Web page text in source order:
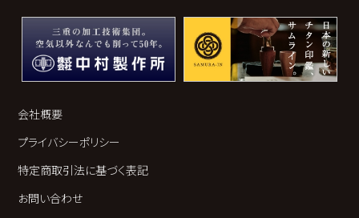
会社概要
プライバシーポリシー
特定商取引法に基づく表記
お問い合わせ